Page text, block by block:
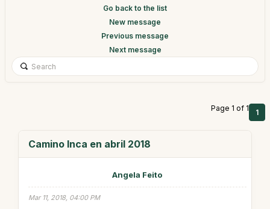
Go back to the list
New message
Previous message
Next message
Page 1 of 1 1
Camino Inca en abril 2018
Angela Feito
Mar 11, 2018, 04:00 PM